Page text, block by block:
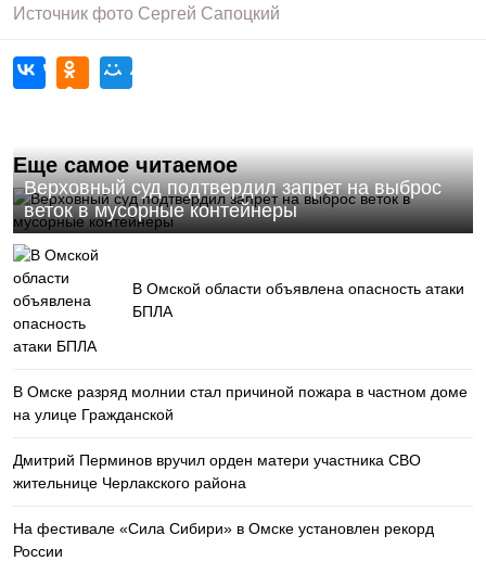
Источник фото Сергей Сапоцкий
Еще самое читаемое
Верховный суд подтвердил запрет на выброс
веток в мусорные контейнеры
В Омской области объявлена опасность атаки
БПЛА
В Омске разряд молнии стал причиной пожара в частном доме
на улице Гражданской
Дмитрий Перминов вручил орден матери участника СВО
жительнице Черлакского района
На фестивале «Сила Сибири» в Омске установлен рекорд
России